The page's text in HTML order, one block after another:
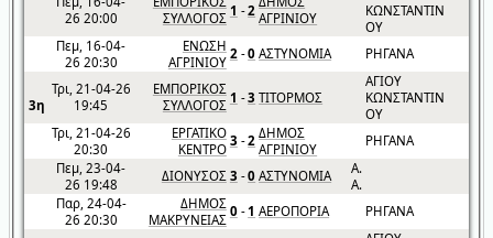
26 20:00
ΣΥΛΛΟΓΟΣ 1 -2 ΑΓΡΙΝΙΟΥ
ΚΩΝΣΤΑΝΤΙΝ
ΟΥ
Πεμ, 16-04-
26 20:30
ΕΝΩΣΗ
ΑΓΡΙΝΙΟΥ
2 -0 ΑΣΤΥΝΟΜΙΑ ΡΗΓΑΝΑ
3η
Τρι, 21-04-26
19:45
ΕΜΠΟΡΙΚΟΣ
ΣΥΛΛΟΓΟΣ 1 -3 ΤΙΤΟΡΜΟΣ
ΑΓΙΟΥ
ΚΩΝΣΤΑΝΤΙΝ
ΟΥ
Τρι, 21-04-26
20:30
ΕΡΓΑΤΙΚΟ
ΚΕΝΤΡΟ
3 -2 ΔΗΜΟΣ
ΑΓΡΙΝΙΟΥ
ΡΗΓΑΝΑ
Πεμ, 23-04-
26 19:48
ΔΙΟΝΥΣΟΣ 3 -0 ΑΣΤΥΝΟΜΙΑ
Α.
Α.
Παρ, 24-04-
26 20:30
ΔΗΜΟΣ
ΜΑΚΡΥΝΕΙΑΣ
0 -1 ΑΕΡΟΠΟΡΙΑ ΡΗΓΑΝΑ